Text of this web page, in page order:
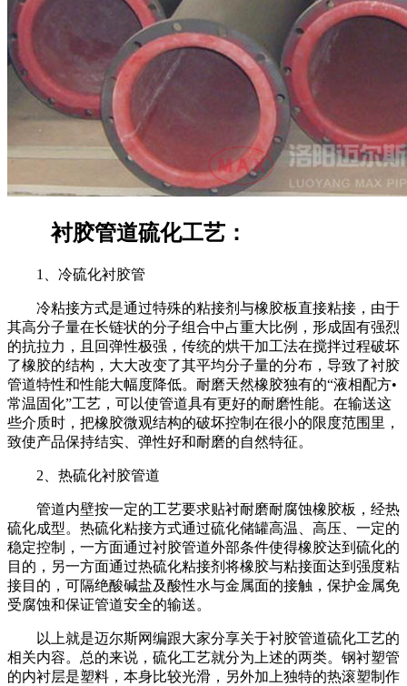
衬胶管道硫化工艺：
1 、冷硫化衬胶管
冷粘接方式是通过特殊的粘接剂与橡胶板直接粘接，由于
其高分子量在长链状的分子组合中占重大比例，形成固有强烈
的抗拉力，且回弹性极强，传统的烘干加工法在搅拌过程破坏
了橡胶的结构，大大改变了其平均分子量的分布，导致了衬胶
管道特性和性能大幅度降低。耐磨天然橡胶独有的“液相配方•
常温固化”工艺，可以使管道具有更好的耐磨性能。在输送这
些介质时，把橡胶微观结构的破坏控制在很小的限度范围里，
致使产品保持结实、弹性好和耐磨的自然特征。
2 、热硫化衬胶管道
管道内壁按一定的工艺要求贴衬耐磨耐腐蚀橡胶板，经热
硫化成型。热硫化粘接方式通过硫化储罐高温、高压、一定的
稳定控制，一方面通过衬胶管道外部条件使得橡胶达到硫化的
目的，另一方面通过热硫化粘接剂将橡胶与粘接面达到强度粘
接目的，可隔绝酸碱盐及酸性水与金属面的接触，保护金属免
受腐蚀和保证管道安全的输送。
以上就是迈尔斯网编跟大家分享关于衬胶管道硫化工艺的
相关内容。总的来说，硫化工艺就分为上述的两类。钢衬塑管
的内衬层是塑料，本身比较光滑，另外加上独特的热滚塑制作